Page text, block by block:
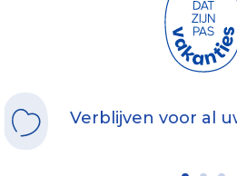
Verblijven voor al